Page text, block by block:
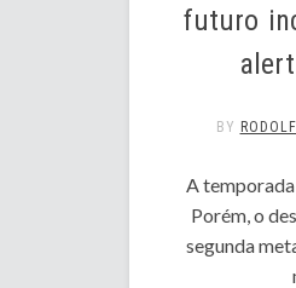
futuro
BY
A temporada
Porém, o
segunda